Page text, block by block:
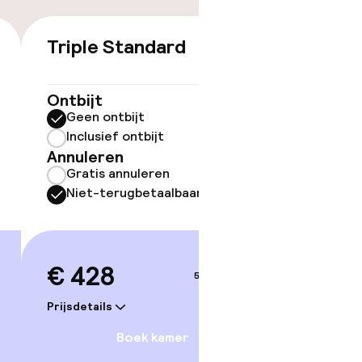
Triple Standard
Ontbijt
Geen ontbijt
Inclusief ontbijt
Annuleren
Gratis annuleren
Niet-terugbetaalbaar
€ 428
Prijsdetails
5–6 sep.
Boek kamer